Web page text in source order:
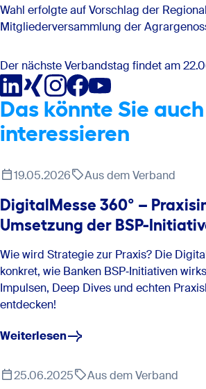
Wahl erfolgte auf Vorschlag der
Mitgliederversammlung der
Der nächste Verbandstag findet am
Das könnte Sie auch
interessieren
19.05.2026 Aus dem Verband
DigitalMesse 360° –
Umsetzung der BSP-
Wie wird Strategie zur Praxis? Die
konkret, wie Banken BSP‑Initiativen
Impulsen, Deep Dives und echten
entdecken!
Weiterlesen
25.06.2025 Aus dem Verband